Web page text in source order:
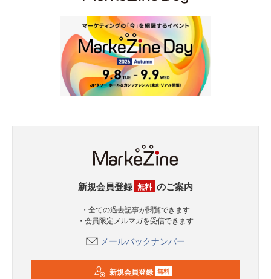
新規会員登録 無料 のご案内
・全ての過去記事が閲覧できます
・会員限定メルマガを受信できます
メールバックナンバー
新規会員登録 無料